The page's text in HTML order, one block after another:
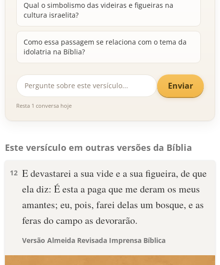
Qual o simbolismo das videiras e figueiras na
cultura israelita?
Como essa passagem se relaciona com o tema da
idolatria na Bíblia?
Enviar
Resta 1 conversa hoje
Este versículo em outras versões da Bíblia
12 E devastarei a sua vide e a sua figueira, de que
ela diz: É esta a paga que me deram os meus
amantes; eu, pois, farei delas um bosque, e as
feras do campo as devorarão.
Versão Almeida Revisada Imprensa Bíblica